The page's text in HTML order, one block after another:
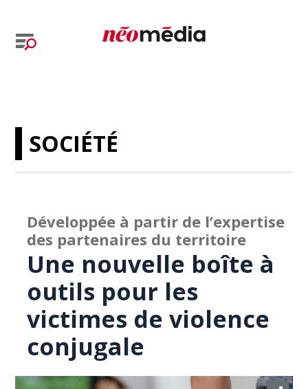
SOCIÉTÉ
Développée à partir de l’expertise
des partenaires du territoire
Une nouvelle boîte à
outils pour les
victimes de violence
conjugale